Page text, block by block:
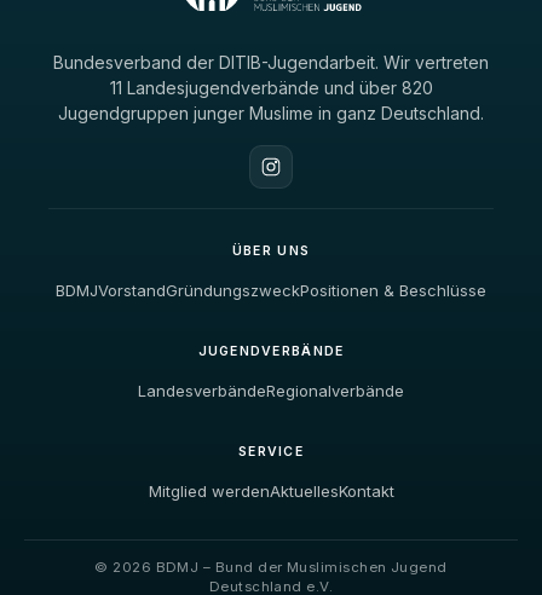
Bundesverband der DITIB-Jugendarbeit. Wir vertreten
11 Landesjugendverbände und über 820
Jugendgruppen junger Muslime in ganz Deutschland.
ÜBER UNS
BDMJVorstandGründungszweckPositionen & Beschlüsse
JUGENDVERBÄNDE
LandesverbändeRegionalverbände
SERVICE
Mitglied werdenAktuellesKontakt
© 2026 BDMJ – Bund der Muslimischen Jugend
Deutschland e.V.